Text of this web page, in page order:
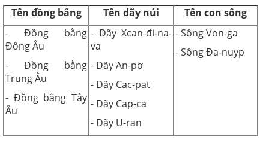
Tên đồng bằng
Tên dãy núi
Tên con sông
- Đồng bằng
Đông Âu
- Đồng bằng
Trung Âu
- Đồng bằng Tây
Âu
- Dãy Xcan-đi-na-
va
- Dãy An-pơ
- Dãy Cac-pat
- Dãy Cap-ca
- Dãy U-ran
- Sông Von-ga
- Sông Đa-nuyp